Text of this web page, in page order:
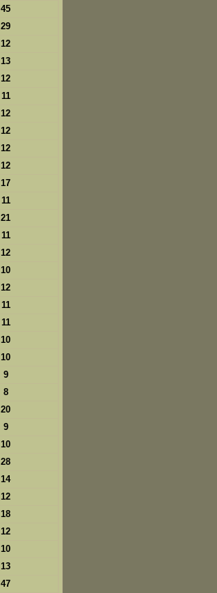
45
29
12
13
12
11
12
12
12
12
17
11
21
11
12
10
12
11
11
10
10
9
8
20
9
10
28
14
12
18
12
10
13
47